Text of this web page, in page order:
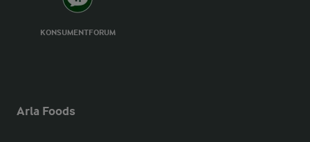
KONSUMENTFORUM
Arla Foods